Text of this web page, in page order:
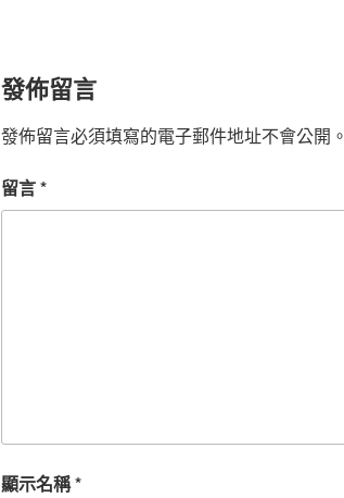
發佈留言
發佈留言必須填寫的電子郵件地址不會公開。
留言*
顯示名稱*